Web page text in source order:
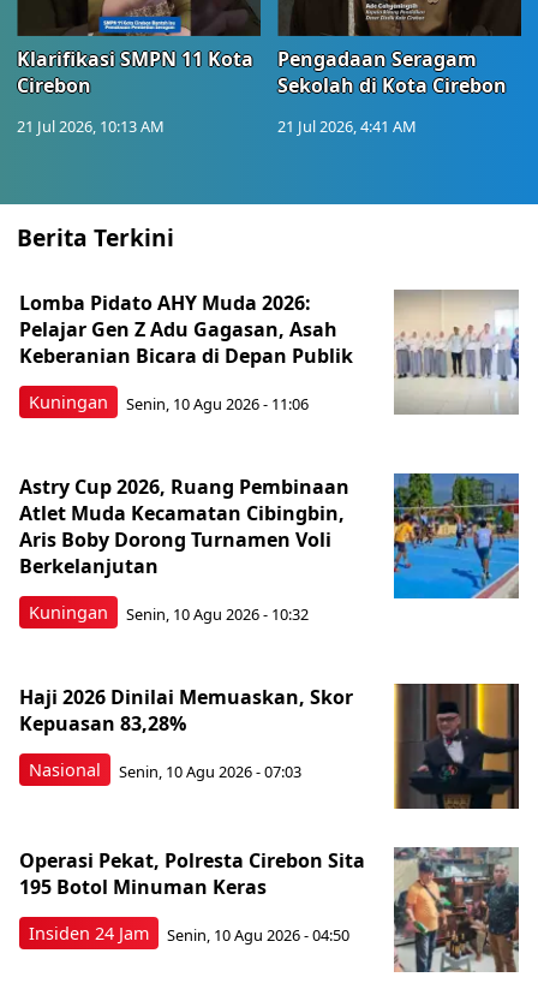
Klarifikasi SMPN 11 Kota
Cirebon
21 Jul 2026, 10:13 AM
Pengadaan Seragam
Sekolah di Kota Cirebon
21 Jul 2026, 4:41 AM
Berita Terkini
Kuningan
Lomba Pidato AHY Muda 2026:
Pelajar Gen Z Adu Gagasan, Asah
Keberanian Bicara di Depan Publik
Senin, 10 Agu 2026 - 11:06
Kuningan
Astry Cup 2026, Ruang Pembinaan
Atlet Muda Kecamatan Cibingbin,
Aris Boby Dorong Turnamen Voli
Berkelanjutan
Senin, 10 Agu 2026 - 10:32
Nasional
Haji 2026 Dinilai Memuaskan, Skor
Kepuasan 83,28%
Senin, 10 Agu 2026 - 07:03
Insiden 24 Jam
Operasi Pekat, Polresta Cirebon Sita
195 Botol Minuman Keras
Senin, 10 Agu 2026 - 04:50